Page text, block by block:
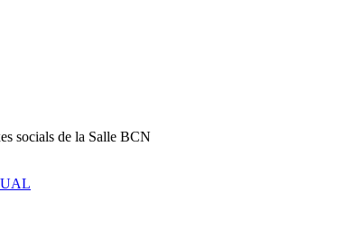
socials de la Salle BCN